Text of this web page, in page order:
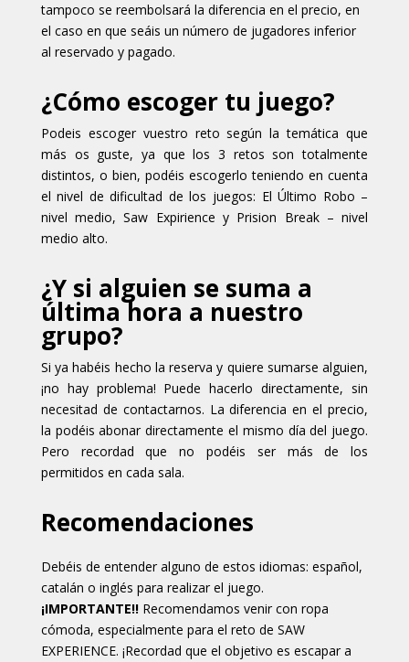
tampoco se reembolsará la diferencia en el precio, en
el caso en que seáis un número de jugadores inferior
al reservado y pagado.
¿Cómo escoger tu juego?
Podeis escoger vuestro reto según la temática que
más os guste, ya que los 3 retos son totalmente
distintos, o bien, podéis escogerlo teniendo en cuenta
el nivel de dificultad de los juegos: El Último Robo –
nivel medio, Saw Expirience y Prision Break – nivel
medio alto.
¿Y si alguien se suma a
última hora a nuestro
grupo?
Si ya habéis hecho la reserva y quiere sumarse alguien,
¡no hay problema! Puede hacerlo directamente, sin
necesitad de contactarnos. La diferencia en el precio,
la podéis abonar directamente el mismo día del juego.
Pero recordad que no podéis ser más de los
permitidos en cada sala.
Recomendaciones
Debéis de entender alguno de estos idiomas: español,
catalán o inglés para realizar el juego.
¡IMPORTANTE!!Recomendamos venir con ropa
cómoda, especialmente para el reto de SAW
EXPERIENCE. ¡Recordad que el objetivo es escapar a